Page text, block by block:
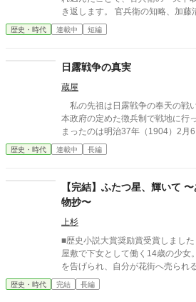
き返します。 官兵衛の知略、加
て豊臣秀頼を擁した「九州王国」
どを歴史if小説としました。続き
歴史・時代 連載中 短編
日露戦争の真実
蔵屋
私の先祖は日露戦争の奉天の戦
本政府の定めた徴兵制で戦地に
まったのは明治37年（1904）2
国の領土だった中国東北部を事実
島、日本海に勢力を伸ばそうとし
の拠点港である旅順に向かい、
すことになりました。 ロシア軍
ルチック艦隊を日本に派遣する
い入り江に守られた旅順沿岸に設
の連合艦隊は、陸軍に陸上からの
た。 この小説は第12回歴史・時代小説大賞のエントリー作品で
す。 どうか皆様のご支援をお願
作品を最後までお読み頂き、皆
蔵屋日唱
歴史・時代 連載中 長編
【完結】ふたつ星、輝いて
物抄〜
上杉
■歴史小説大賞奨励賞受賞しました！■ おりんは江戸のとあ
屋敷で下女として働く14歳の少女
を告げられ、自分が花街へ売られ
ら逃げだした。 母は殺されたのかもしれない――そんな絶望のど
ん底にいたおりんに声をかけたの
歴史・時代 完結 長編